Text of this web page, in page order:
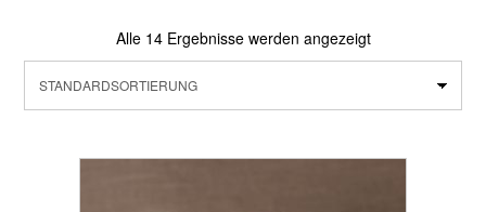
Alle 14 Ergebnisse werden angezeigt